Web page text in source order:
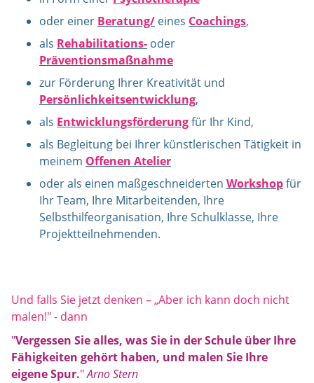
oder einer Beratung/ eines Coachings,
als Rehabilitations- oder
Präventionsmaßnahme
zur Förderung Ihrer Kreativität und
Persönlichkeitsentwicklung,
als Entwicklungsförderungfür Ihr Kind,
als Begleitung bei Ihrer künstlerischen Tätigkeit in
meinem Offenen Atelier
oder als einen maßgeschneiderten Workshopfür
Ihr Team, Ihre Mitarbeitenden, Ihre
Selbsthilfeorganisation, Ihre Schulklasse, Ihre
Projektteilnehmenden.
Und falls Sie jetzt denken – „Aber ich kann doch nicht
malen!" - dann
"Vergessen Sie alles, was Sie in der Schule über Ihre
Fähigkeiten gehört haben, und malen Sie Ihre
eigene Spur."Arno Stern